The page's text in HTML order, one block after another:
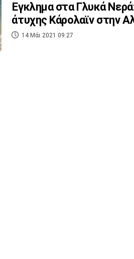
Έγκλημα στα Γλυκά
άτυχης Κάρολαϊν στην
14 Μάι 2021 09:27